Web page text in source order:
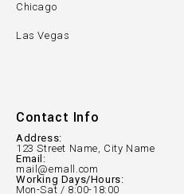
Contact Info
Address:
123 Street Name, City Name
Email:
mail@emall.com
Working Days/Hours:
Mon-Sat / 8:00-18:00
Chicago
Las Vegas